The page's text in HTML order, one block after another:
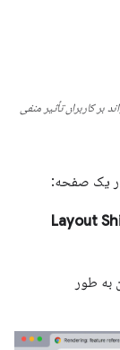
کاربران تأثیر منفی
در یک صفحه:
Layout
به طور